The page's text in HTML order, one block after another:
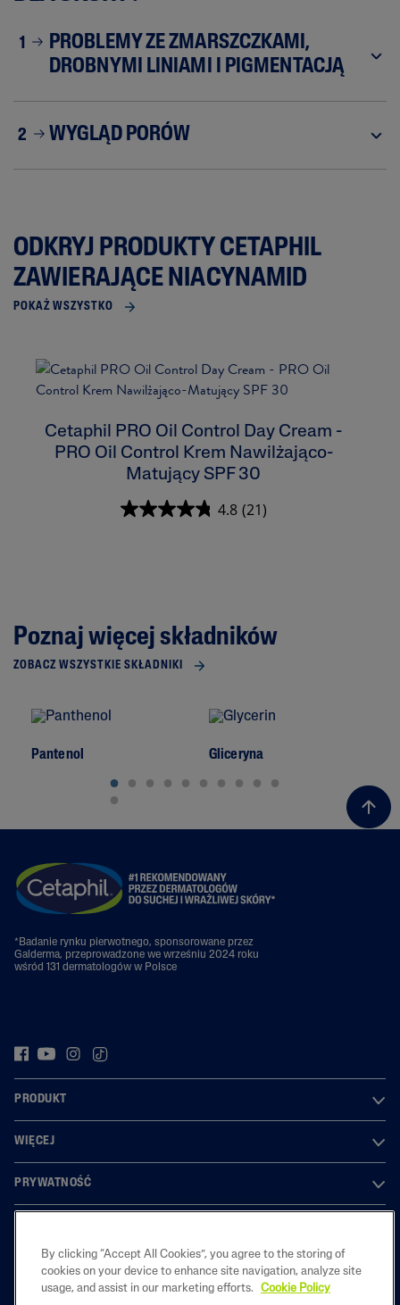
1
PROBLEMY ZE ZMARSZCZKAMI,
DROBNYMI LINIAMI I PIGMENTACJĄ
2 WYGLĄD PORÓW
ODKRYJ PRODUKTY CETAPHIL
ZAWIERAJĄCE NIACYNAMID
POKAŻ WSZYSTKO
Cetaphil PRO Oil Control Day Cream -
PRO Oil Control Krem Nawilżająco-
Matujący SPF 30
4.8 (21)
Poznaj więcej składników
ZOBACZ WSZYSTKIE SKŁADNIKI
Pantenol Gliceryna
*Badanie rynku pierwotnego, sponsorowane przez
Galderma, przeprowadzone we wrześniu 2024 roku
wśród 131 dermatologów w Polsce
PRODUKT
WIĘCEJ
PRYWATNOŚĆ
2023 Galderma laboratories, L.P. Poland. All rights reserved. All
trademarks are the property of their respective owners. This site is
intended for Polish audiences only.
By clicking “Accept All Cookies”, you agree to the storing of
cookies on your device to enhance site navigation, analyze site
usage, and assist in our marketing efforts.
Cookie Policy